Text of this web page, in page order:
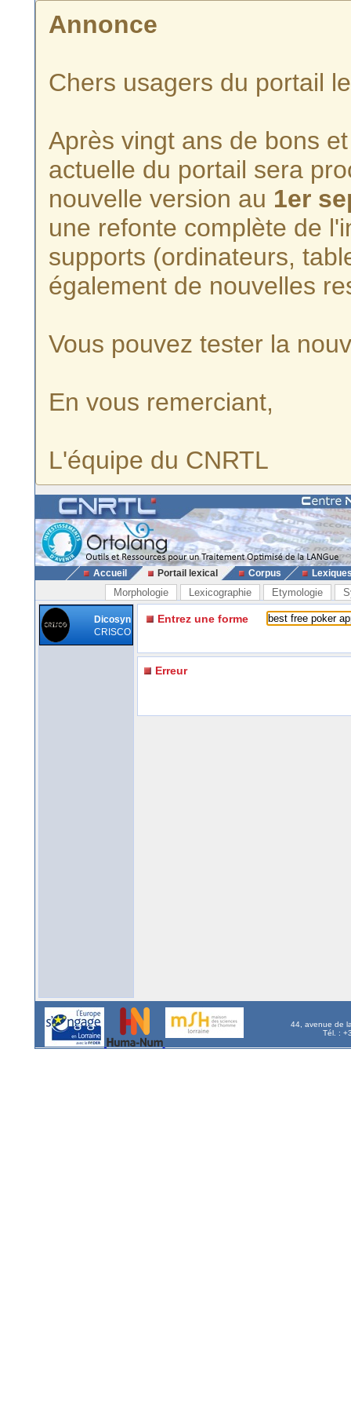
Annonce
Chers usagers du portail
Après vingt ans de bons
actuelle du portail sera
nouvelle version au 1er
une refonte complète de
supports (ordinateurs,
également de nouvelles
Vous pouvez tester la
En vous remerciant,
L'équipe du CNRTL
Accueil Portail lexical Corpus
Morphologie Lexicographie Etymologie
Dicosyn
CRISCO
Entrez une forme
Erreur
44, avenue de
Tél. :